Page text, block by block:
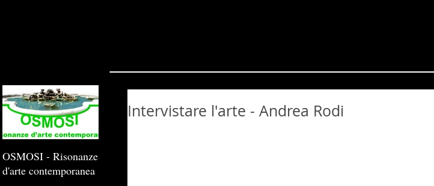
Intervistare l'arte - Andrea Rodi
OSMOSI - Risonanze
d'arte contemporanea